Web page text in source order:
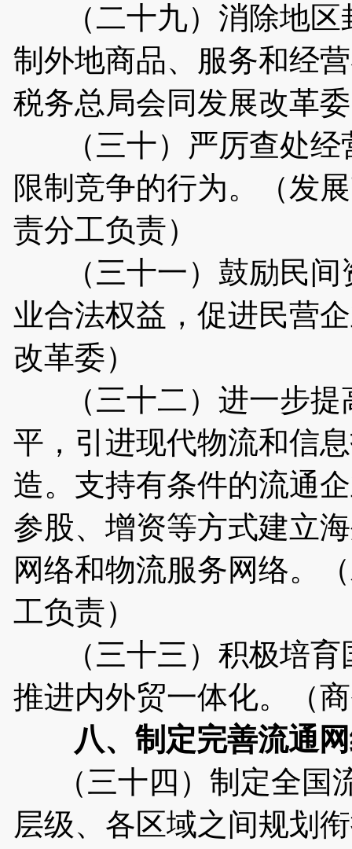
（二十九）消除地区
制外地商品、服务和经
税务总局会同发展改革
（三十）严厉查处经
限制竞争的行为。（发
责分工负责）
（三十一）鼓励民间
业合法权益，促进民营
改革委）
（三十二）进一步提
平，引进现代物流和信
造。支持有条件的流通
参股、增资等方式建立
网络和物流服务网络。
工负责）
（三十三）积极培育
推进内外贸一体化。（
八、制定完善流通
（三十四）制定全国
层级、各区域之间规划